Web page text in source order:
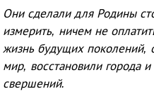
Они сделали для Родины
измерить, ничем не
жизнь будущих поколений,
мир, восстановили города
свершений.